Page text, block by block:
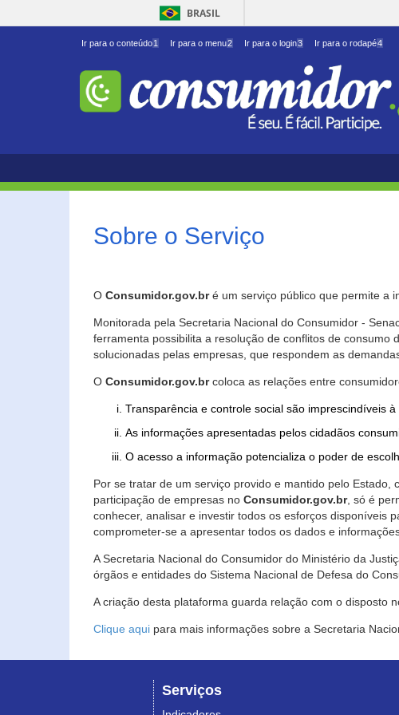
BRASIL
Ir para o conteúdo1 Ir para o menu2 Ir para o login3 Ir para o rodapé4
Sobre o Serviço
O Consumidor.gov.bré um serviço público que permite a
Monitorada pela Secretaria Nacional do Consumidor -
ferramenta possibilita a resolução de conflitos de
solucionadas pelas empresas, que respondem as
O Consumidor.gov.brcoloca as relações entre
Transparência e controle social são imprescindíveis
As informações apresentadas pelos cidadãos
O acesso a informação potencializa o poder de
Por se tratar de um serviço provido e mantido pelo
participação de empresas no Consumidor.gov.br, só é
conhecer, analisar e investir todos os esforços disponíveis
comprometer-se a apresentar todos os dados e
A Secretaria Nacional do Consumidor do Ministério da
órgãos e entidades do Sistema Nacional de Defesa do
A criação desta plataforma guarda relação com o disposto
Clique aqui para mais informações sobre a Secretaria
Serviços